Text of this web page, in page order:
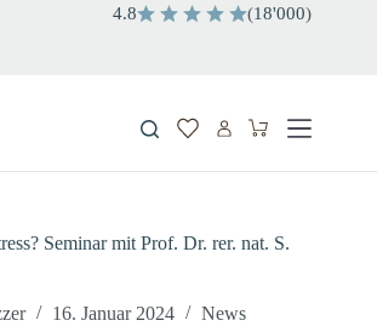
4.8 (18'000)
Warenkorb
Seminar mit Prof. Dr. rer. nat. S.
16. Januar 2024 News